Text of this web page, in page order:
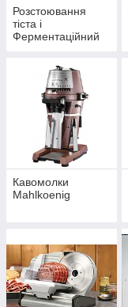
Розстоювання
тіста і
Ферментаційний
Кавомолки
Mahlkoenig